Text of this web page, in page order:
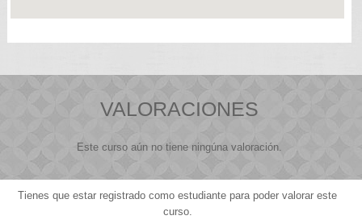
VALORACIONES
Este curso aún no tiene ningúna valoración.
Tienes que estar registrado como estudiante para poder valorar este
curso.